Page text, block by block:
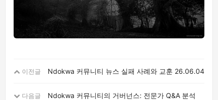
이전글 Ndokwa 커뮤니티 뉴스 실패 사례와 교훈 26.06.04
다음글
Ndokwa 커뮤니티의 거버넌스: 전문가 Q&A 분석